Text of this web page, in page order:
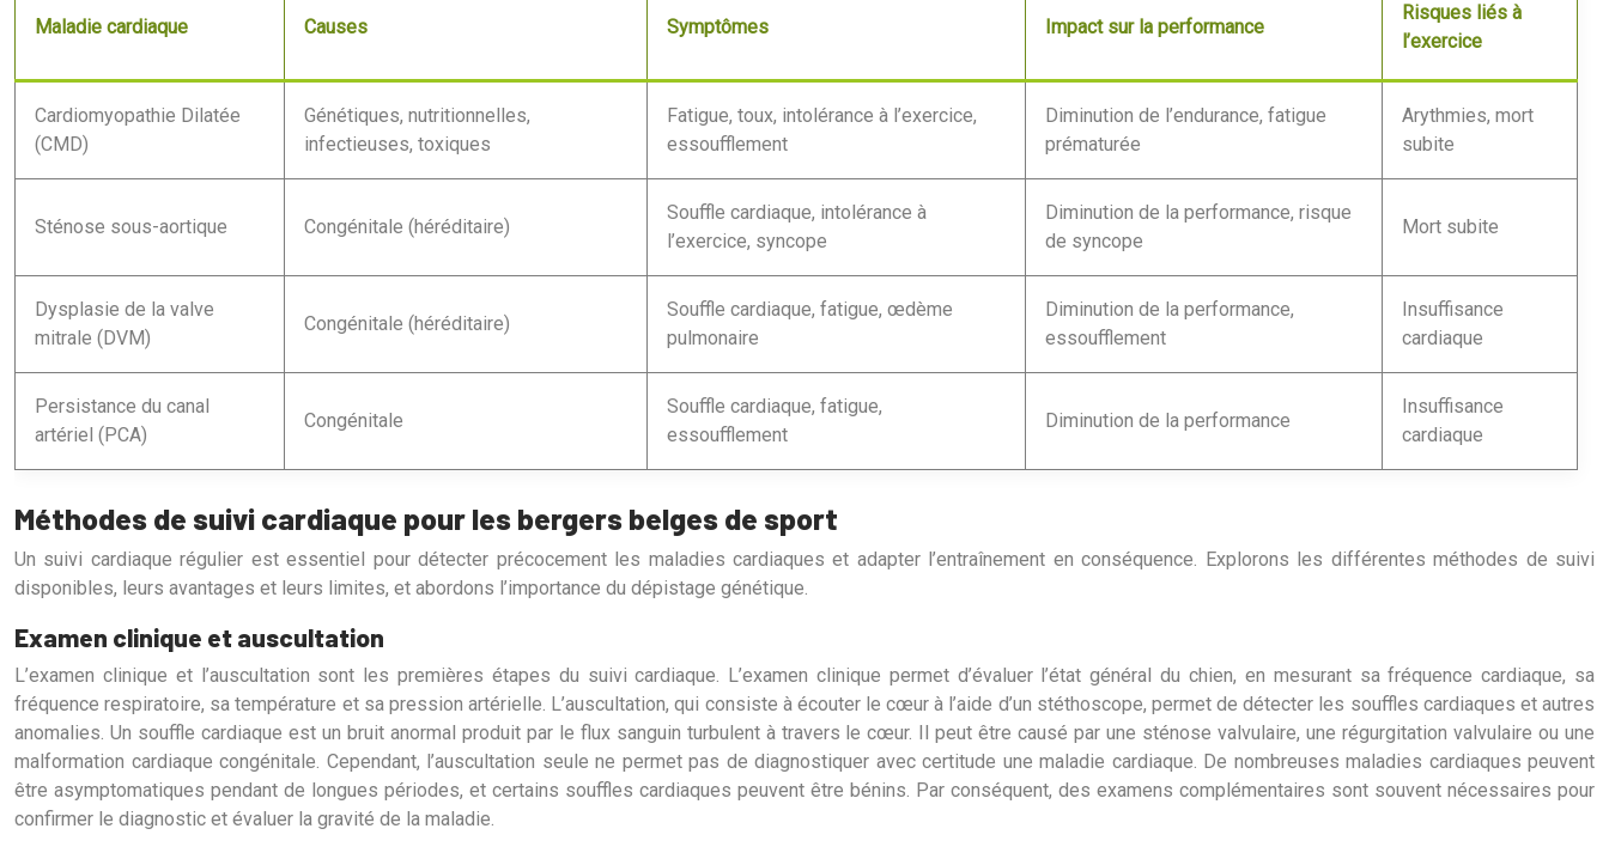
Maladie cardiaque Causes Symptômes Impact sur la performance
Risques liés à
l’exercice
Cardiomyopathie Dilatée
(CMD)
Génétiques, nutritionnelles,
infectieuses, toxiques
Fatigue, toux, intolérance à l’exercice,
essoufflement
Diminution de l’endurance, fatigue
prématurée
Arythmies, mort
subite
Sténose sous-aortique Congénitale (héréditaire)
Souffle cardiaque, intolérance à
l’exercice, syncope
Diminution de la performance, risque
de syncope
Mort subite
Dysplasie de la valve
mitrale (DVM)
Congénitale (héréditaire)
Souffle cardiaque, fatigue, œdème
pulmonaire
Diminution de la performance,
essoufflement
Insuffisance
cardiaque
Persistance du canal
artériel (PCA)
Congénitale
Souffle cardiaque, fatigue,
essoufflement
Diminution de la performance
Insuffisance
cardiaque
Méthodes de suivi cardiaque pour les bergers belges de sport
Un suivi cardiaque régulier est essentiel pour détecter précocement les maladies cardiaques et adapter l’entraînement en conséquence. Explorons les différentes méthodes de suivi
disponibles, leurs avantages et leurs limites, et abordons l’importance du dépistage génétique.
Examen clinique et auscultation
L’examen clinique et l’auscultation sont les premières étapes du suivi cardiaque. L’examen clinique permet d’évaluer l’état général du chien, en mesurant sa fréquence cardiaque, sa
fréquence respiratoire, sa température et sa pression artérielle. L’auscultation, qui consiste à écouter le cœur à l’aide d’un stéthoscope, permet de détecter les souffles cardiaques et autres
anomalies. Un souffle cardiaque est un bruit anormal produit par le flux sanguin turbulent à travers le cœur. Il peut être causé par une sténose valvulaire, une régurgitation valvulaire ou une
malformation cardiaque congénitale. Cependant, l’auscultation seule ne permet pas de diagnostiquer avec certitude une maladie cardiaque. De nombreuses maladies cardiaques peuvent
être asymptomatiques pendant de longues périodes, et certains souffles cardiaques peuvent être bénins. Par conséquent, des examens complémentaires sont souvent nécessaires pour
confirmer le diagnostic et évaluer la gravité de la maladie.